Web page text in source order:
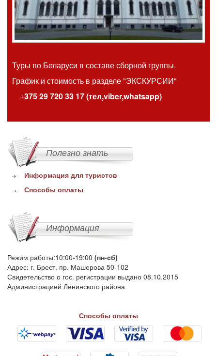
Туры по Беларуси в составе сборной группы.
График и стоимость в разделе "ЭКСКУРСИИ"
+375 29 720 33 17 (тел,viber,whatsapp)
Полезно знать
Информация для туристов
Способы оплаты
Информация
Режим работы:10:00-19:00 (пн-сб)
Адрес: г. Брест, пр. Машерова 50-102
Свидетельство о гос. регистрации выдано 08.10.2015
Администрацией Ленинского района
Способы оплаты